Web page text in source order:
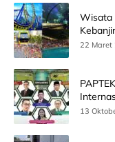
Wisata
Kedua
22 Maret
13